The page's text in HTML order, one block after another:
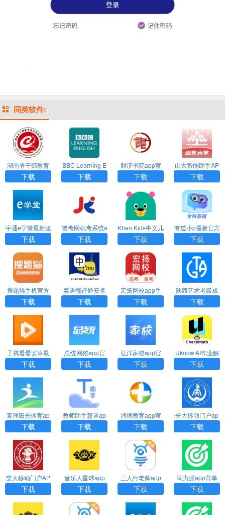
同类软件:
湖南省干部教育
培训网络学院ap
p手机版下载
下载
BBC Learning E
nglish安卓最新
手机版下载
下载
财济书院app官
方最新版下载
下载
山大智能助手AP
P官方版下载
下载
宇通e学堂最新版
本下载
下载
警考网机考系统a
pp安卓版下载
下载
Khan Kids中文儿
童官方版下载
下载
有道小p最新官方
版下载
下载
搜题猫手机官方
版下载
下载
泰语翻译通安卓
手机版下载
下载
宏扬网校app手
机版下载
下载
陕西艺术考级成
绩查询app安卓
版下载
下载
子腾看看安卓最
新版下载
下载
总统网校app官
方版下载
下载
弘洋家校app官
方正版下载
下载
Uknow.AI作业解
答助手app安卓
版下载
下载
青理阳光体育ap
p手机版下载
下载
教师助手慧道ap
p官方版下载
下载
润德教育app官
方版下载
下载
长大移动门户ap
p安卓版下载
下载
交大移动门户AP
P官方安卓版下载
下载
音乐人星球app
手机版下载
下载
三人行老师app
安卓版下载
下载
词力派app背单
词安卓版下载
下载